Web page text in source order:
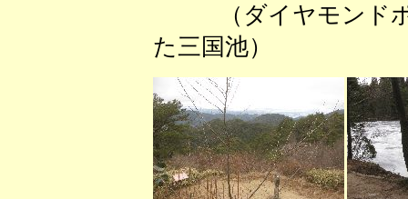
（ダイヤモン
た三国池）